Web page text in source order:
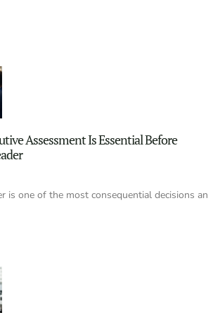
Assessment Is Essential Before
is one of the most consequential decisions an